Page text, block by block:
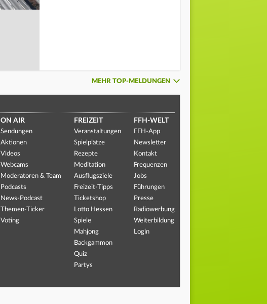
MEHR TOP-MELDUNGEN
ON AIR
Sendungen
Aktionen
Videos
Webcams
Moderatoren & Team
Podcasts
News-Podcast
Themen-Ticker
Voting
FREIZEIT
Veranstaltungen
Spielplätze
Rezepte
Meditation
Ausflugsziele
Freizeit-Tipps
Ticketshop
Lotto Hessen
Spiele
Mahjong
Backgammon
Quiz
Partys
FFH-WELT
FFH-App
Newsletter
Kontakt
Frequenzen
Jobs
Führungen
Presse
Radiowerbung
Weiterbildung
Login